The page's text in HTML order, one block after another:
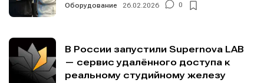
Оборудование 26.02.2026 0
В России запустили Supernova LAB
— сервис удалённого доступа к
реальному студийному железу